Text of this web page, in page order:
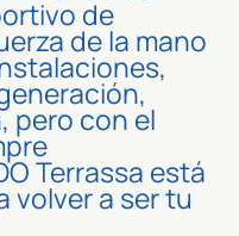
de
de la mano
pero con el
Terrassa está
volver a ser tu